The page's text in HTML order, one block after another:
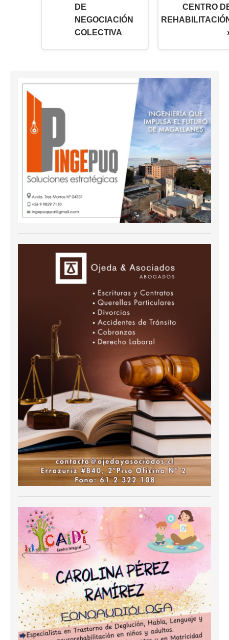
DE
NEGOCIACIÓN
COLECTIVA
CENTRO